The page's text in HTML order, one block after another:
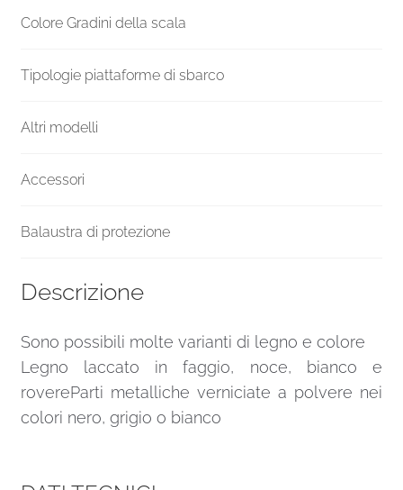
Colore Gradini della scala
Tipologie piattaforme di sbarco
Altri modelli
Accessori
Balaustra di protezione
Descrizione
Sono possibili molte varianti di legno e colore
Legno laccato in faggio, noce, bianco e
rovereParti metalliche verniciate a polvere nei
colori nero, grigio o bianco